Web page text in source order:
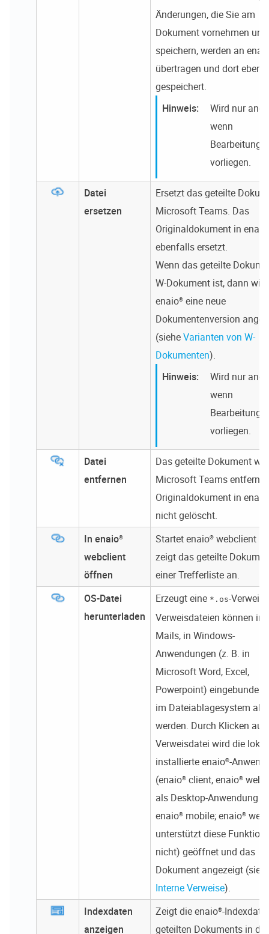
Änderungen, die Sie am
Dokument vornehmen und
speichern, werden an
übertragen und dort
gespeichert.
Wird nur
wenn
vorliegen.
Datei
ersetzen
Ersetzt das geteilte
Microsoft Teams. Das
Originaldokument in
ebenfalls ersetzt.
Wenn das geteilte
W-Dokument ist, dann
enaio®eine neue
Dokumentenversion
(sieheVarianten von W-
Dokumenten).
Wird nur
wenn
vorliegen.
Datei
entfernen
Das geteilte Dokument
Microsoft Teams entfernt.
Originaldokument in
nicht gelöscht.
In enaio®
webclient
öffnen
Startetenaio® webclient
zeigt das geteilte
einer Trefferliste an.
OS-Datei
herunterladen
Erzeugt eine *.os-
Verweisdateien können in
Mails, in Windows-
Anwendungen (z. B. in
Microsoft Word, Excel,
Powerpoint) eingebunden
im Dateiablagesystem
werden. Durch Klicken auf
Verweisdatei wird die lokal
installierteenaio®-
(enaio® client,enaio®
als Desktop-Anwendung
enaio® mobile;enaio®
unterstützt diese Funktion
nicht) geöffnet und das
Dokument angezeigt
Interne Verweise).
Indexdaten
anzeigen
Zeigt dieenaio®-
geteilten Dokuments in der